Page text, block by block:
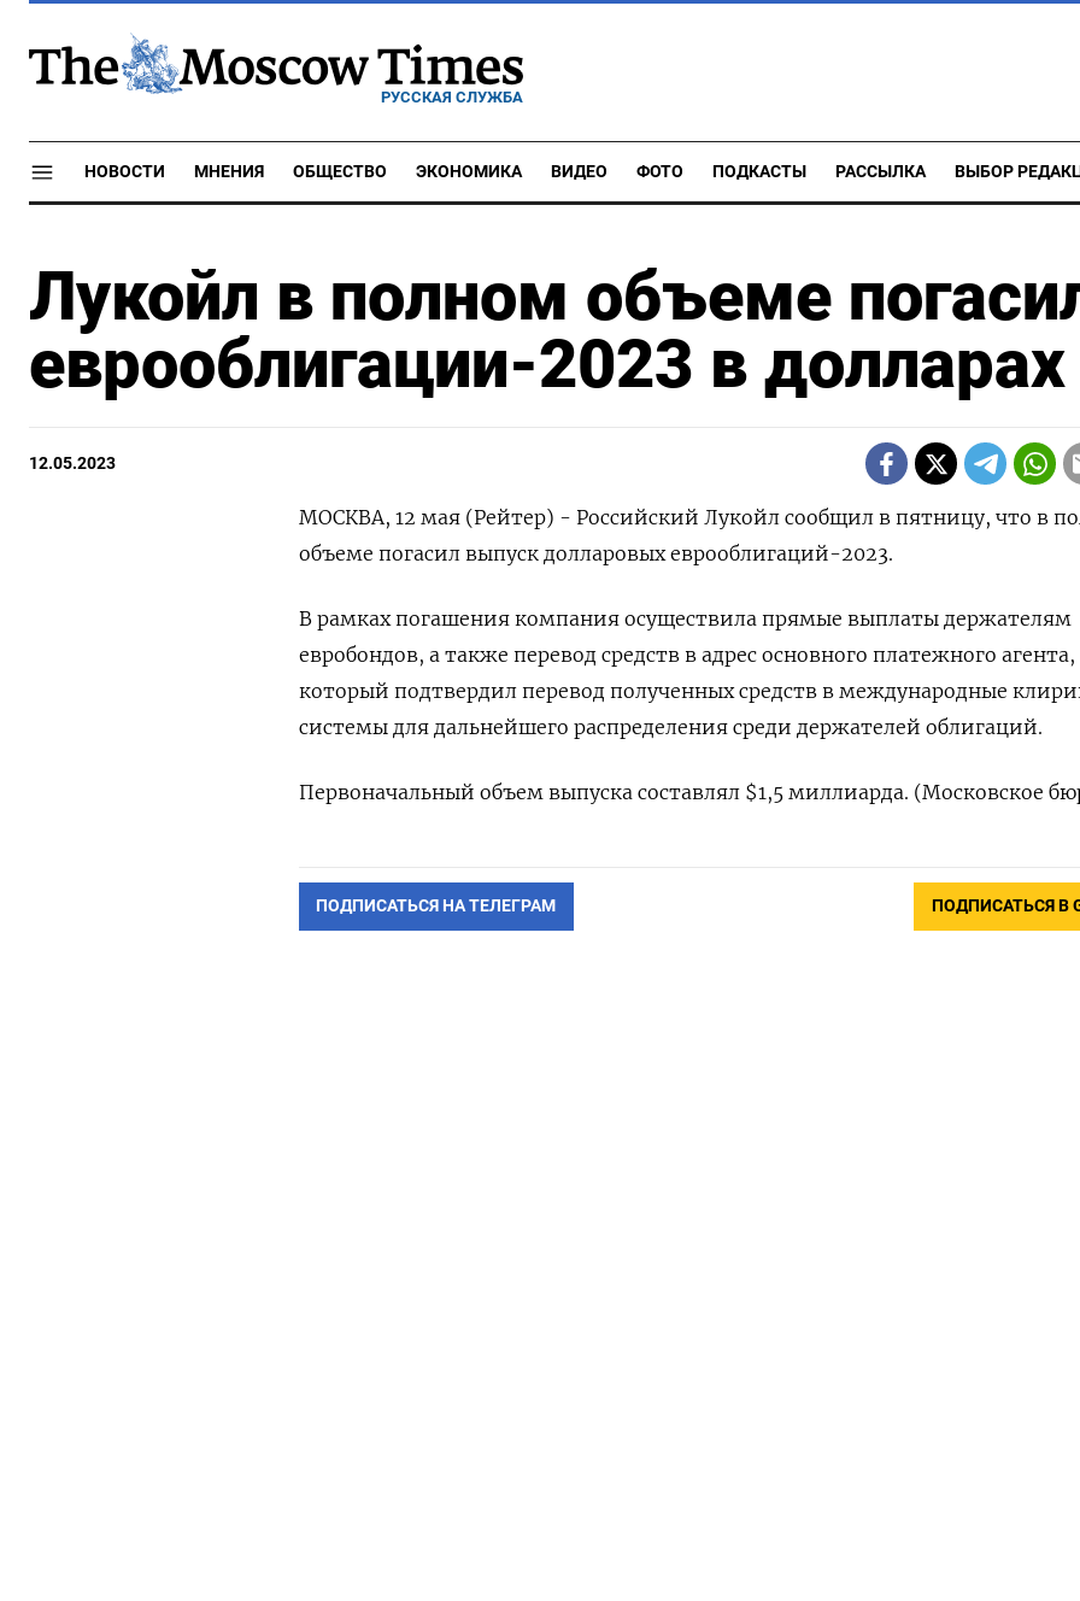
РУССКАЯ СЛУЖБА
НОВОСТИ МНЕНИЯ ОБЩЕСТВО ЭКОНОМИКА ВИДЕО ФОТО ПОДКАСТЫ РАССЫЛКА ВЫБОР
Лукойл в полном объеме
еврооблигации-2023 в долларах
12.05.2023
МОСКВА, 12 мая (Рейтер) - Российский Лукойл сообщил в пятницу, что в
объеме погасил выпуск долларовых еврооблигаций-2023.
В рамках погашения компания осуществила прямые выплаты держателям
евробондов, а также перевод средств в адрес основного платежного агента,
который подтвердил перевод полученных средств в международные
системы для дальнейшего распределения среди держателей облигаций.
Первоначальный объем выпуска составлял $1,5 миллиарда. (Московское
ПОДПИСАТЬСЯ НА ТЕЛЕГРАМ ПОДПИСАТЬСЯ В